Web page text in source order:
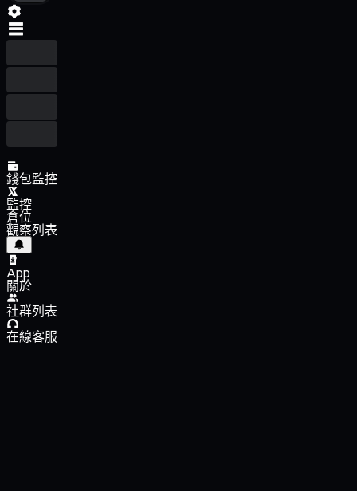
錢包監控
監控
倉位
觀察列表
App
關於
社群列表
在線客服